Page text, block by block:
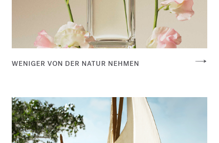
WENIGER VON DER NATUR NEHMEN